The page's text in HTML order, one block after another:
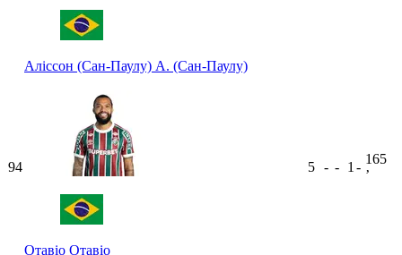
Аліссон (Сан-Паулу) А. (Сан-Паулу)
94
Отавіо Отавіо
5 - - 1 -
165
ʼ